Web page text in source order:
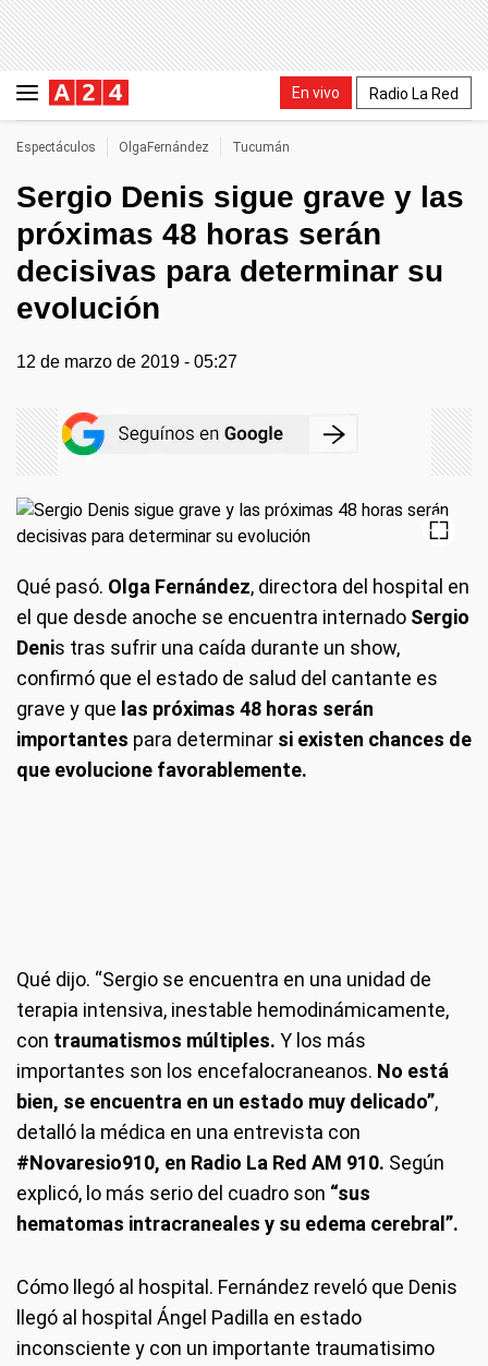
En vivo Radio La Red
Espectáculos OlgaFernández Tucumán
Sergio Denis sigue grave y las
próximas 48 horas serán
decisivas para determinar su
evolución
12 de marzo de 2019 - 05:27
Qué pasó. Olga Fernández, directora del hospital en
el que desde anoche se encuentra internado Sergio
Denis tras sufrir una caída durante un show,
confirmó que el estado de salud del cantante es
grave y que las próximas 48 horas serán
importantes para determinar si existen chances de
que evolucione favorablemente.
Qué dijo. “Sergio se encuentra en una unidad de
terapia intensiva, inestable hemodinámicamente,
con traumatismos múltiples. Y los más
importantes son los encefalocraneanos. No está
bien, se encuentra en un estado muy delicado”,
detalló la médica en una entrevista con
#Novaresio910, en Radio La Red AM 910. Según
explicó, lo más serio del cuadro son “sus
hematomas intracraneales y su edema cerebral”.
Cómo llegó al hospital. Fernández reveló que Denis
llegó al hospital Ángel Padilla en estado
inconsciente y con un importante traumatisimo